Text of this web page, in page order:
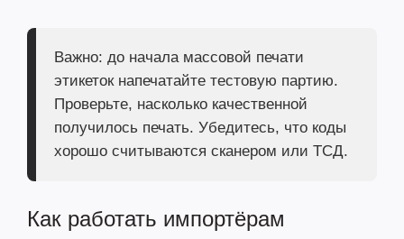
Важно: до начала массовой печати
этикеток напечатайте тестовую партию.
Проверьте, насколько качественной
получилось печать. Убедитесь, что коды
хорошо считываются сканером или ТСД.
Как работать импортёрам